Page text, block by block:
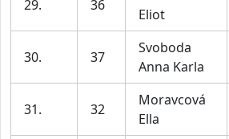
29. 36
Eliot
30. 37
Svoboda
Anna Karla
31. 32
Moravcová
Ella